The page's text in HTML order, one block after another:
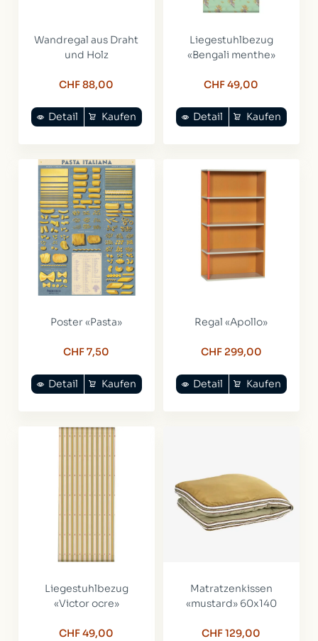
Wandregal aus Draht
und Holz
CHF 88,00
Kaufen
Detail
Liegestuhlbezug
«Bengali menthe»
CHF 49,00
Kaufen
Detail
Poster «Pasta»
CHF 7,50
Kaufen
Detail
Regal «Apollo»
CHF 299,00
Kaufen
Detail
Liegestuhlbezug
«Victor ocre»
CHF 49,00
Matratzenkissen
«mustard» 60x140
CHF 129,00